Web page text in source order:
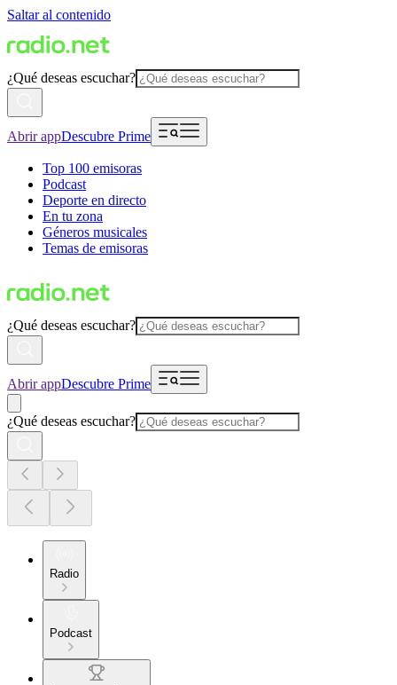
Saltar al contenido
¿Qué deseas escuchar?
Abrir appDescubre Prime
Top 100 emisoras
Podcast
Deporte en directo
En tu zona
Géneros musicales
Temas de emisoras
¿Qué deseas escuchar?
Abrir appDescubre Prime
¿Qué deseas escuchar?
Radio
Podcast